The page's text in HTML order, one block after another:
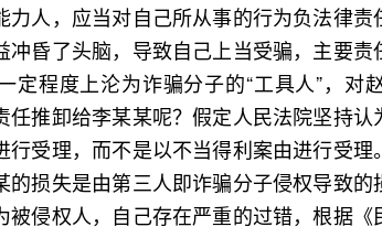
力人，应当对自己所从事的行为负法律
冲昏了头脑，导致自己上当受骗，主要
定程度上沦为诈骗分子的“工具人”，对
任推卸给李某某呢？假定人民法院坚持
行受理，而不是以不当得利案由进行受
的损失是由第三人即诈骗分子侵权导致
被侵权人，自己存在严重的过错，根据